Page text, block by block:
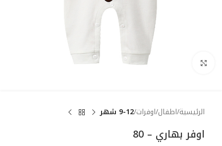
Click to enlarge
الرئيسية اطفال اوفرات 9-12 شهر
اوفر بهاري – 80